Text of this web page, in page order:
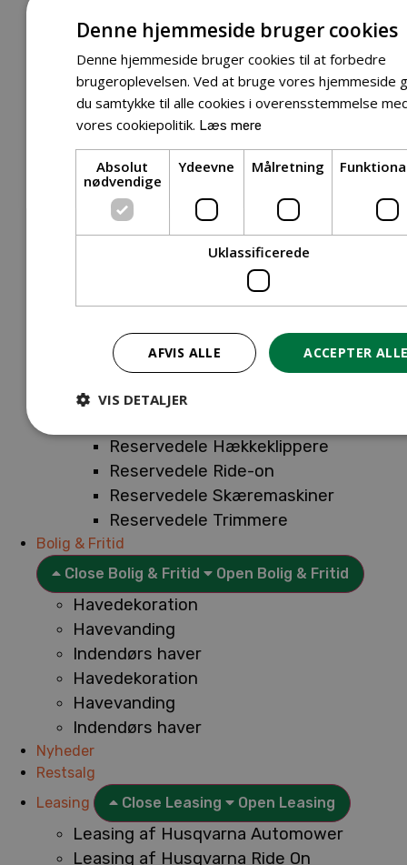
Tilbehør Buskryddere og Trimmere
Tilbehør Entreprenørudstyr
Tilbehør Havetraktor
Tilbehør Hækkeklippere
Tilbehør Motorsav
Tilbehør Kæder
Tilbehør Sværd
Tilbehør Rengøringsmaskiner
Tilbehør Robotplæneklipper
Tilbehør Walk Behind
Reservedele Løvblæsere
Reservedele Motorsave
Reservedele Plæneklippere
Reservedele Hækkeklippere
Reservedele Ride-on
Reservedele Skæremaskiner
Reservedele Trimmere
Bolig & Fritid
Close Bolig & Fritid
Open Bolig & Fritid
Havedekoration
Havevanding
Indendørs haver
Havedekoration
Havevanding
Indendørs haver
Nyheder
Restsalg
Leasing
Close Leasing Open Leasing
Leasing af Husqvarna Automower
Leasing af Husqvarna Ride On
Denne hjemmeside bruger cookies
Denne hjemmeside bruger cookies til at forbedre
brugeroplevelsen. Ved at bruge vores hjemmeside
du samtykke til alle cookies i overensstemmelse
vores cookiepolitik. Læs mere
Absolut
nødvendige
Ydeevne Målretning
Uklassificerede
ACCEPTER
AFVIS ALLE
VIS DETALJER